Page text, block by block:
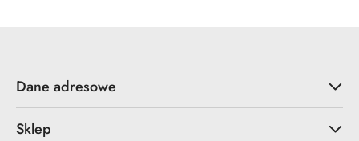
Dane adresowe
Sklep